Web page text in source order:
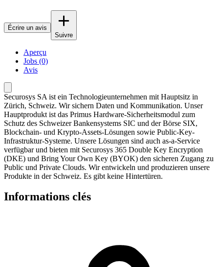
Écrire un avis
Suivre
Aperçu
Jobs (0)
Avis
Securosys SA ist ein Technologieunternehmen mit Hauptsitz in
Zürich, Schweiz. Wir sichern Daten und Kommunikation. Unser
Hauptprodukt ist das Primus Hardware-Sicherheitsmodul zum
Schutz des Schweizer Bankensystems SIC und der Börse SIX,
Blockchain- und Krypto-Assets-Lösungen sowie Public-Key-
Infrastruktur-Systeme. Unsere Lösungen sind auch as-a-Service
verfügbar und bieten mit Securosys 365 Double Key Encryption
(DKE) und Bring Your Own Key (BYOK) den sicheren Zugang zu
Public und Private Clouds. Wir entwickeln und produzieren unsere
Produkte in der Schweiz. Es gibt keine Hintertüren.
Informations clés